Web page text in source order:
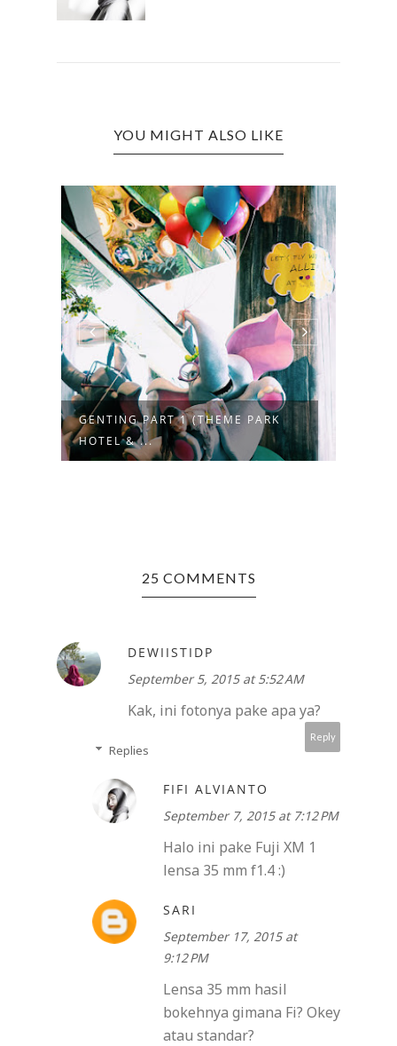
YOU MIGHT ALSO LIKE
GENTING PART 1 (THEME PARK
HOTEL & ...
25 COMMENTS
DEWIISTIDP
September 5, 2015 at 5:52 AM
Kak, ini fotonya pake apa ya?
Reply
Replies
FIFI ALVIANTO
September 7, 2015 at 7:12 PM
Halo ini pake Fuji XM 1
lensa 35 mm f1.4 :)
SARI
September 17, 2015 at
9:12 PM
Lensa 35 mm hasil
bokehnya gimana Fi? Okey
atau standar?